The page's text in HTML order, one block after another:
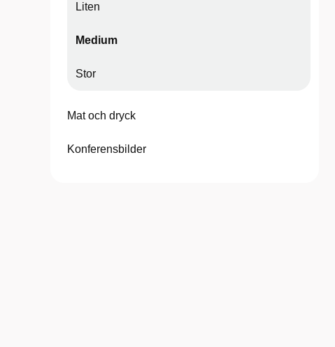
Liten
Medium
Stor
Mat och dryck
Konferensbilder